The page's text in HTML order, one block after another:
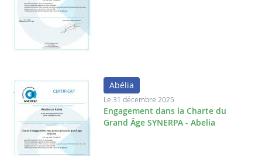
Abélia
Le 31 décembre 2025
Engagement dans la Charte du
Grand Âge SYNERPA - Abelia